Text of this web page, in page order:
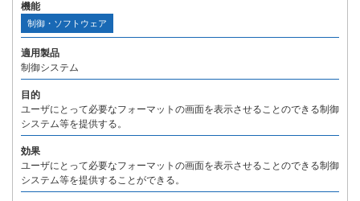
機能
制御・ソフトウェア
適用製品
制御システム
目的
ユーザにとって必要なフォーマットの画面を表示させることのできる制御
システム等を提供する。
効果
ユーザにとって必要なフォーマットの画面を表示させることのできる制御
システム等を提供することができる。